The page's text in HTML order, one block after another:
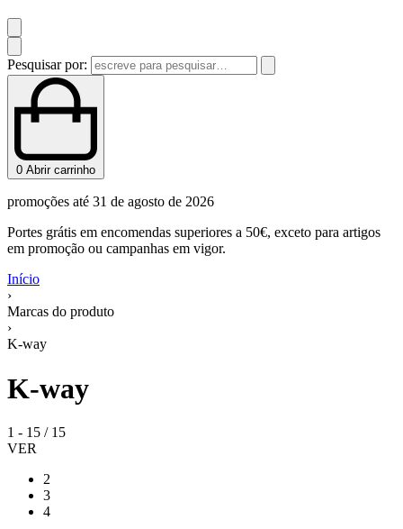
Pesquisar por:
0 Abrir carrinho
promoções até 31 de agosto de 2026
Portes grátis em encomendas superiores a 50€, exceto para artigos
em promoção ou campanhas em vigor.
Início
›
Marcas do produto
›
K-way
K-way
1 - 15 / 15
VER
2
3
4